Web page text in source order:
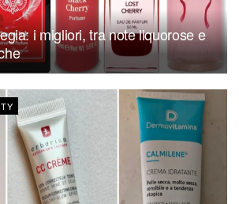
i migliori, tra note liquorose e